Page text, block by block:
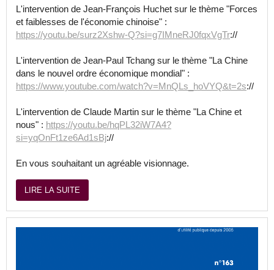
L'intervention de Jean-François Huchet sur le thème "Forces
et faiblesses de l'économie chinoise" :
https://youtu.be/surz2Xshw-Q?si=g7IMneRJ0fqxVgTr://
L'intervention de Jean-Paul Tchang sur le thème "La Chine
dans le nouvel ordre économique mondial" :
https://www.youtube.com/watch?v=MnQLs_hoVYQ&t=2s://
L'intervention de Claude Martin sur le thème "La Chine et
nous" : https://youtu.be/hqPL32iW7A4?
si=yqOnFt1ze6Ad1sBj://
En vous souhaitant un agréable visionnage.
LIRE LA SUITE